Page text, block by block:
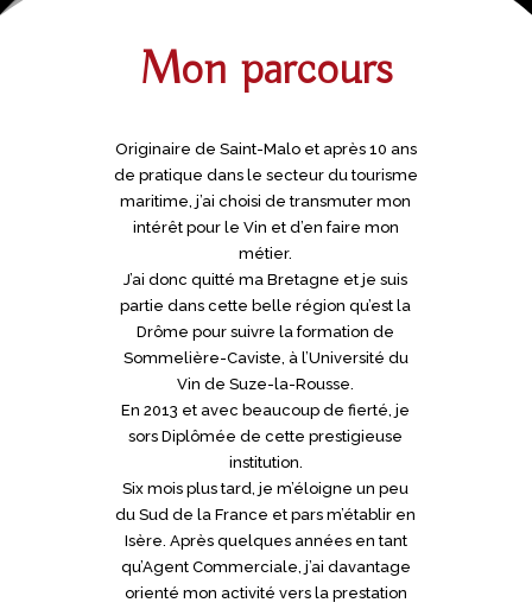
Mon parcours
Originaire de Saint-Malo et après 10 ans
de pratique dans le secteur du tourisme
maritime, j’ai choisi de transmuter mon
intérêt pour le Vin et d’en faire mon
métier.
J’ai donc quitté ma Bretagne et je suis
partie dans cette belle région qu’est la
Drôme pour suivre la formation de
Sommelière-Caviste, à l’Université du
Vin de Suze-la-Rousse.
En 2013 et avec beaucoup de fierté, je
sors Diplômée de cette prestigieuse
institution.
Six mois plus tard, je m’éloigne un peu
du Sud de la France et pars m’établir en
Isère. Après quelques années en tant
qu’Agent Commerciale, j’ai davantage
orienté mon activité vers la prestation